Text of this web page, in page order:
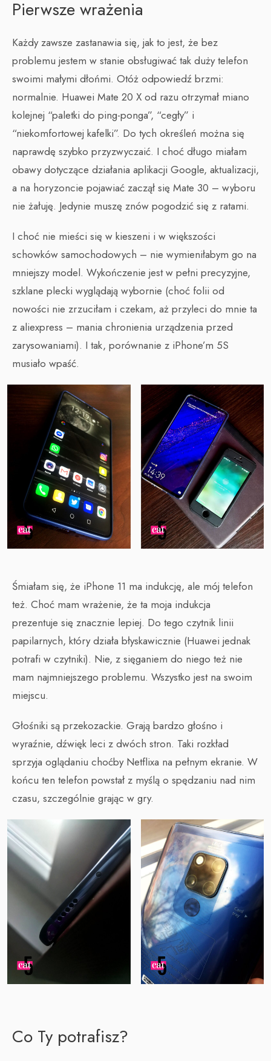
Pierwsze wrażenia
Każdy zawsze zastanawia się, jak to jest, że bez
problemu jestem w stanie obsługiwać tak duży telefon
swoimi małymi dłońmi. Otóż odpowiedź brzmi:
normalnie. Huawei Mate 20 X od razu otrzymał miano
kolejnej “paletki do ping-ponga”, “cegły” i
“niekomfortowej kafelki”. Do tych określeń można się
naprawdę szybko przyzwyczaić. I choć długo miałam
obawy dotyczące działania aplikacji Google, aktualizacji,
a na horyzoncie pojawiać zaczął się Mate 30 – wyboru
nie żałuję. Jedynie muszę znów pogodzić się z ratami.
I choć nie mieści się w kieszeni i w większości
schowków samochodowych – nie wymieniłabym go na
mniejszy model. Wykończenie jest w pełni precyzyjne,
szklane plecki wyglądają wybornie (choć folii od
nowości nie zrzuciłam i czekam, aż przyleci do mnie ta
z aliexpress – mania chronienia urządzenia przed
zarysowaniami). I tak, porównanie z iPhone’m 5S
musiało wpaść.
Śmiałam się, że iPhone 11 ma indukcję, ale mój telefon
też. Choć mam wrażenie, że ta moja indukcja
prezentuje się znacznie lepiej. Do tego czytnik linii
papilarnych, który działa błyskawicznie (Huawei jednak
potrafi w czytniki). Nie, z sięganiem do niego też nie
mam najmniejszego problemu. Wszystko jest na swoim
miejscu.
Głośniki są przekozackie. Grają bardzo głośno i
wyraźnie, dźwięk leci z dwóch stron. Taki rozkład
sprzyja oglądaniu choćby Netflixa na pełnym ekranie. W
końcu ten telefon powstał z myślą o spędzaniu nad nim
czasu, szczególnie grając w gry.
Co Ty potrafisz?